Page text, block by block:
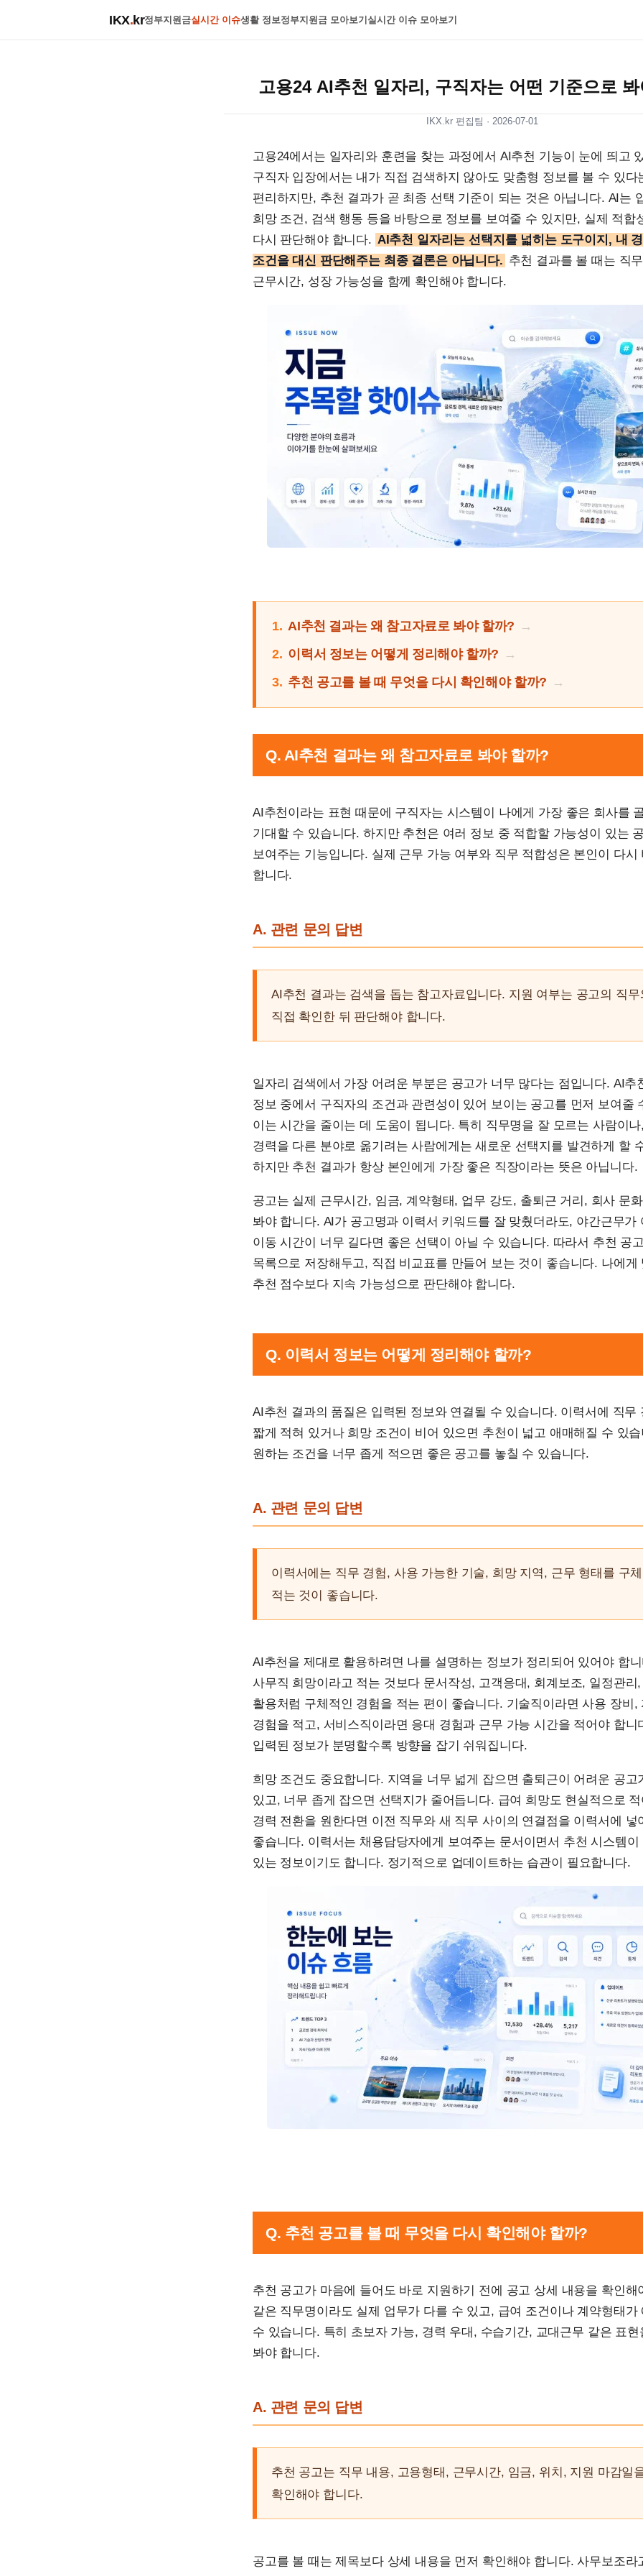
IKX.kr정부지원금실시간 이슈생활 정보정부지원금 모아보기 실시간 이슈 모아보기
고용24 AI추천 일자리, 구직자는 어떤 기준으로
IKX.kr 편집팀 · 2026-07-01
고용24에서는 일자리와 훈련을 찾는 과정에서 AI추천 기능이 눈에 띄고
구직자 입장에서는 내가 직접 검색하지 않아도 맞춤형 정보를 볼 수 있다
편리하지만, 추천 결과가 곧 최종 선택 기준이 되는 것은 아닙니다. AI는
희망 조건, 검색 행동 등을 바탕으로 정보를 보여줄 수 있지만, 실제 적합
다시 판단해야 합니다. AI추천 일자리는 선택지를 넓히는 도구이지, 내
조건을 대신 판단해주는 최종 결론은 아닙니다. 추천 결과를 볼 때는 직
근무시간, 성장 가능성을 함께 확인해야 합니다.
1. AI추천 결과는 왜 참고자료로 봐야 할까?
2. 이력서 정보는 어떻게 정리해야 할까?
3. 추천 공고를 볼 때 무엇을 다시 확인해야 할까?
Q. AI추천 결과는 왜 참고자료로 봐야 할까?
AI추천이라는 표현 때문에 구직자는 시스템이 나에게 가장 좋은 회사를
기대할 수 있습니다. 하지만 추천은 여러 정보 중 적합할 가능성이 있는
보여주는 기능입니다. 실제 근무 가능 여부와 직무 적합성은 본인이 다시
합니다.
A. 관련 문의 답변
AI추천 결과는 검색을 돕는 참고자료입니다. 지원 여부는 공고의 직무
직접 확인한 뒤 판단해야 합니다.
일자리 검색에서 가장 어려운 부분은 공고가 너무 많다는 점입니다. AI추
정보 중에서 구직자의 조건과 관련성이 있어 보이는 공고를 먼저 보여줄
이는 시간을 줄이는 데 도움이 됩니다. 특히 직무명을 잘 모르는 사람이
경력을 다른 분야로 옮기려는 사람에게는 새로운 선택지를 발견하게 할
하지만 추천 결과가 항상 본인에게 가장 좋은 직장이라는 뜻은 아닙니다.
공고는 실제 근무시간, 임금, 계약형태, 업무 강도, 출퇴근 거리, 회사 문
봐야 합니다. AI가 공고명과 이력서 키워드를 잘 맞췄더라도, 야간근무가
이동 시간이 너무 길다면 좋은 선택이 아닐 수 있습니다. 따라서 추천 공
목록으로 저장해두고, 직접 비교표를 만들어 보는 것이 좋습니다. 나에게
추천 점수보다 지속 가능성으로 판단해야 합니다.
Q. 이력서 정보는 어떻게 정리해야 할까?
AI추천 결과의 품질은 입력된 정보와 연결될 수 있습니다. 이력서에 직무
짧게 적혀 있거나 희망 조건이 비어 있으면 추천이 넓고 애매해질 수 있
원하는 조건을 너무 좁게 적으면 좋은 공고를 놓칠 수 있습니다.
A. 관련 문의 답변
이력서에는 직무 경험, 사용 가능한 기술, 희망 지역, 근무 형태를 구
적는 것이 좋습니다.
AI추천을 제대로 활용하려면 나를 설명하는 정보가 정리되어 있어야 합
사무직 희망이라고 적는 것보다 문서작성, 고객응대, 회계보조, 일정관리,
활용처럼 구체적인 경험을 적는 편이 좋습니다. 기술직이라면 사용 장비,
경험을 적고, 서비스직이라면 응대 경험과 근무 가능 시간을 적어야 합니
입력된 정보가 분명할수록 방향을 잡기 쉬워집니다.
희망 조건도 중요합니다. 지역을 너무 넓게 잡으면 출퇴근이 어려운 공고
있고, 너무 좁게 잡으면 선택지가 줄어듭니다. 급여 희망도 현실적으로
경력 전환을 원한다면 이전 직무와 새 직무 사이의 연결점을 이력서에 넣
좋습니다. 이력서는 채용담당자에게 보여주는 문서이면서 추천 시스템이
있는 정보이기도 합니다. 정기적으로 업데이트하는 습관이 필요합니다.
Q. 추천 공고를 볼 때 무엇을 다시 확인해야 할까?
추천 공고가 마음에 들어도 바로 지원하기 전에 공고 상세 내용을 확인해
같은 직무명이라도 실제 업무가 다를 수 있고, 급여 조건이나 계약형태가
수 있습니다. 특히 초보자 가능, 경력 우대, 수습기간, 교대근무 같은 표현
봐야 합니다.
A. 관련 문의 답변
추천 공고는 직무 내용, 고용형태, 근무시간, 임금, 위치, 지원 마감일
확인해야 합니다.
공고를 볼 때는 제목보다 상세 내용을 먼저 확인해야 합니다. 사무보조라